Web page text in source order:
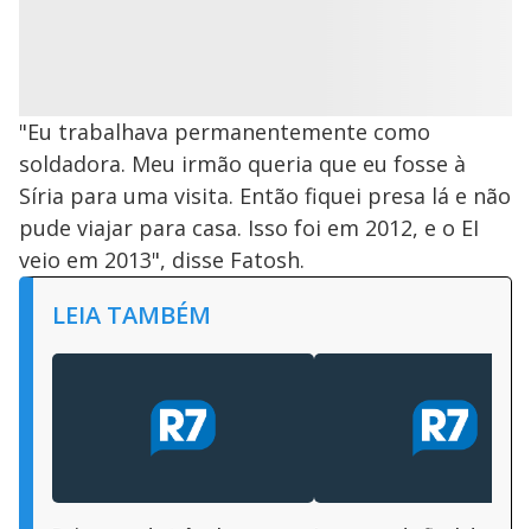
"Eu trabalhava permanentemente como
soldadora. Meu irmão queria que eu fosse à
Síria para uma visita. Então fiquei presa lá e não
pude viajar para casa. Isso foi em 2012, e o EI
veio em 2013", disse Fatosh.
LEIA TAMBÉM